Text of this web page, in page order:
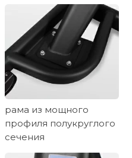
рама из мощного
профиля полукруглого
сечения